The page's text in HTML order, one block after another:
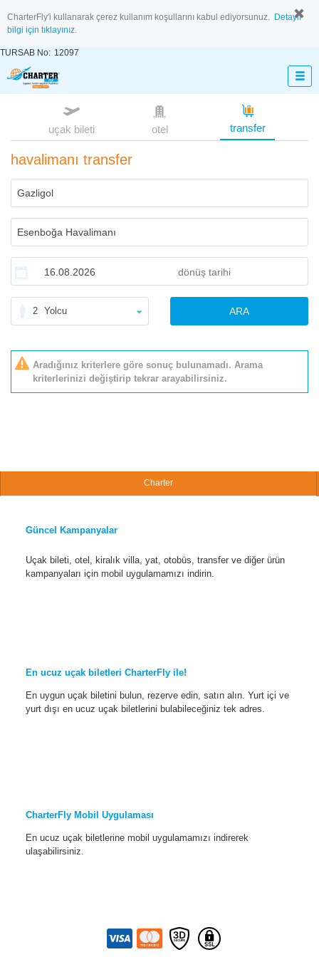
CharterFly'i kullanarak çerez kullanım koşullarını kabul ediyorsunuz. Detaylı
bilgi için tıklayınız.
TURSAB No: 12097
uçak bileti otel transfer
havalimanı transfer
2 Yolcu ARA
Aradığınız kriterlere göre sonuç bulunamadı. Arama
kriterlerinizi değiştirip tekrar arayabilirsiniz.
Charter
Güncel Kampanyalar
Uçak bileti, otel, kiralık villa, yat, otobüs, transfer ve diğer ürün
kampanyaları için mobil uygulamamızı indirin.
En ucuz uçak biletleri CharterFly ile!
En uygun uçak biletini bulun, rezerve edin, satın alın. Yurt içi ve
yurt dışı en ucuz uçak biletlerini bulabileceğiniz tek adres.
CharterFly Mobil Uygulaması
En ucuz uçak biletlerine mobil uygulamamızı indirerek
ulaşabilirsiniz.